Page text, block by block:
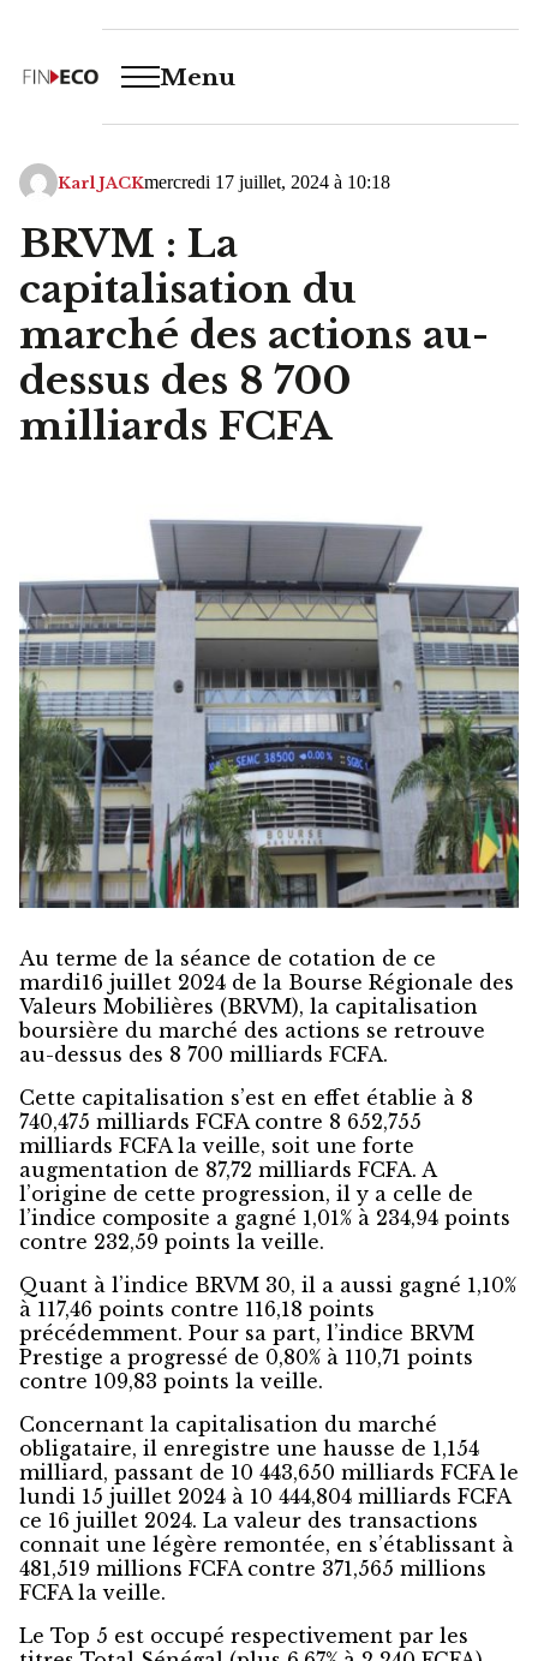
Menu
Karl JACKmercredi 17 juillet, 2024 à 10:18
BRVM : La
capitalisation du
marché des actions au-
dessus des 8 700
milliards FCFA
Au terme de la séance de cotation de ce
mardi16 juillet 2024 de la Bourse Régionale des
Valeurs Mobilières (BRVM), la capitalisation
boursière du marché des actions se retrouve
au-dessus des 8 700 milliards FCFA.
Cette capitalisation s’est en effet établie à 8
740,475 milliards FCFA contre 8 652,755
milliards FCFA la veille, soit une forte
augmentation de 87,72 milliards FCFA. A
l’origine de cette progression, il y a celle de
l’indice composite a gagné 1,01% à 234,94 points
contre 232,59 points la veille.
Quant à l’indice BRVM 30, il a aussi gagné 1,10%
à 117,46 points contre 116,18 points
précédemment. Pour sa part, l’indice BRVM
Prestige a progressé de 0,80% à 110,71 points
contre 109,83 points la veille.
Concernant la capitalisation du marché
obligataire, il enregistre une hausse de 1,154
milliard, passant de 10 443,650 milliards FCFA le
lundi 15 juillet 2024 à 10 444,804 milliards FCFA
ce 16 juillet 2024. La valeur des transactions
connait une légère remontée, en s’établissant à
481,519 millions FCFA contre 371,565 millions
FCFA la veille.
Le Top 5 est occupé respectivement par les